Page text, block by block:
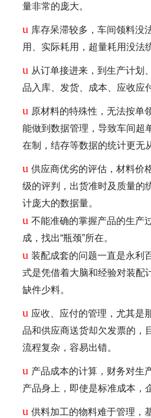
量非常的庞大。
u 库存呆滞较多，车间领料没
用、实际耗用，超量耗用没法
u 从订单接进来，到生产计划
品入库、发货、成本、应收应
u 原材料的特殊性，无法按单
能做到数据管理，导致车间超
在制，结存等数据的统计更无
u 供应商优劣的评估，材料价
级的评判，出货准时及质量的
计庞大的数据量。
u 不能准确的掌握产品的生产
成，找出“瓶颈”所在。
u 装配成套的问题一直是永利
式是凭借着大脑和经验对装配
缺件少料。
u 应收、应付的管理，尤其是
品和供应商送货却欠发票的，
流程复杂，容易出错。
u 产品成本的计算，财务对生
产品身上，即使是标准成本，
u 供料加工的物料难于管理，